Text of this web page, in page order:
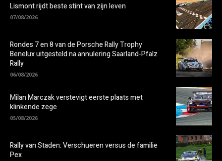
Lismont rijdt beste stint van zijn leven
07/08/2026
Rondes 7 en 8 van de Porsche Rally Trophy
Benelux uitgesteld na annulering Saarland-Pfalz
Rally
06/08/2026
Milan Marczak verstevigt eerste plaats met
klinkende zege
05/08/2026
Rally van Staden: Verschueren versus de familie
Pex